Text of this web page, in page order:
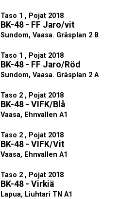
Taso 1 , Pojat 2018
BK-48 - FF Jaro/vit
Sundom, Vaasa. Gräsplan 2 B
Taso 1 , Pojat 2018
BK-48 - FF Jaro/Röd
Sundom, Vaasa. Gräsplan 2 A
Taso 2 , Pojat 2018
BK-48 - VIFK/Blå
Vaasa, Ehnvallen A1
Taso 2 , Pojat 2018
BK-48 - VIFK/Vit
Vaasa, Ehnvallen A1
Taso 2 , Pojat 2018
BK-48 - Virkiä
Lapua, Liuhtari TN A1